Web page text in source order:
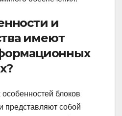
и
имеют
блоков
представляют собой